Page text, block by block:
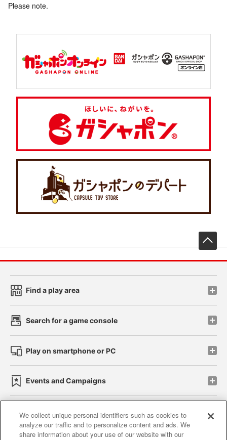
Please note.
Find a play area
Search for a game console
Play on smartphone or PC
Events and Campaigns
Affiliate Sustainability site policy privacy policy
We collect unique personal identifiers such as cookies to
analyze our traffic and to personalize content and ads. We
share information about your use of our website with our